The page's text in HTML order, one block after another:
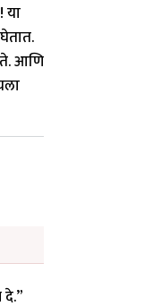
या
आणि